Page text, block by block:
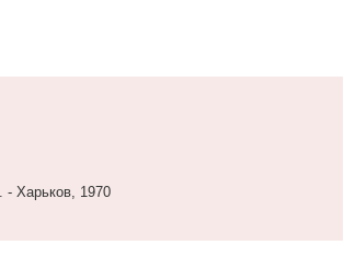
- Харьков, 1970